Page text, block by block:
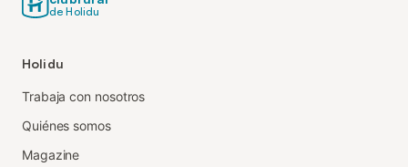
de Holidu
Holidu
Trabaja con nosotros
Quiénes somos
Magazine